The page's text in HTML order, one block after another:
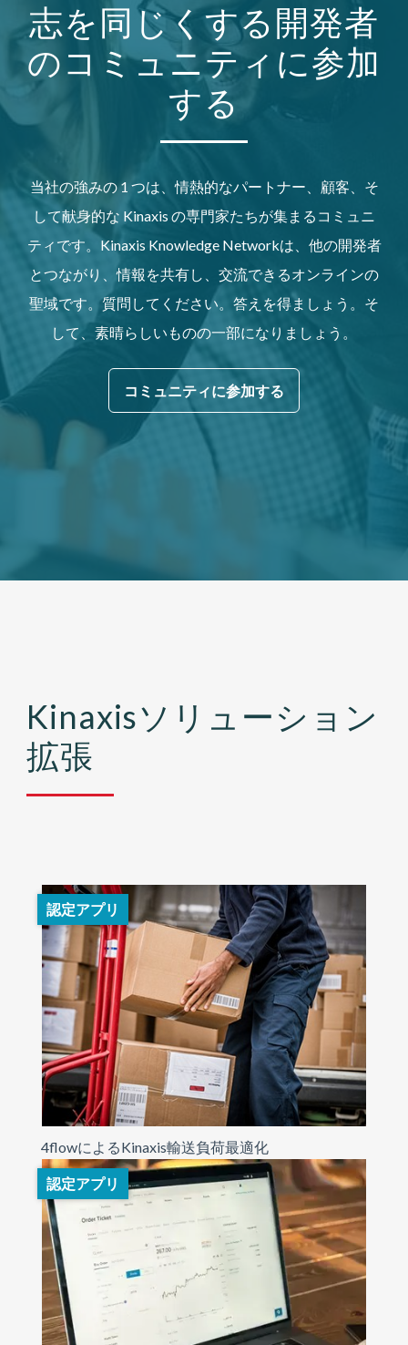
志を同じくする開発者
のコミュニティに参加
する
当社の強みの 1 つは、情熱的なパートナー、顧客、そ
して献身的な Kinaxis の専門家たちが集まるコミュニ
ティです。Kinaxis Knowledge Networkは、他の開発者
とつながり、情報を共有し、交流できるオンラインの
聖域です。質問してください。答えを得ましょう。そ
して、素晴らしいものの一部になりましょう。
コミュニティに参加する
Kinaxisソリューション
拡張
認定アプリ
4flowによるKinaxis輸送負荷最適化
認定アプリ